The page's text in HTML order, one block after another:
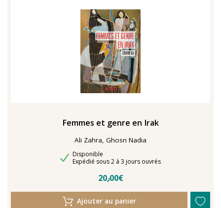
Femmes et genre en Irak
Ali Zahra, Ghosn Nadia
Disponibilité
Disponible
Délais de livraison
Expédié sous 2 à 3 jours ouvrés
20٫00€
Ajouter au panier